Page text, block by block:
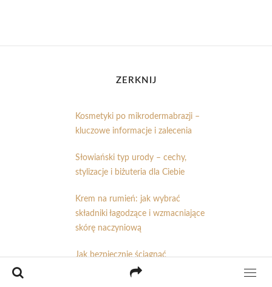
ZERKNIJ
Kosmetyki po mikrodermabrazji –
kluczowe informacje i zalecenia
Słowiański typ urody – cechy,
stylizacje i biżuteria dla Ciebie
Krem na rumień: jak wybrać
składniki łagodzące i wzmacniające
skórę naczyniową
Jak bezpiecznie ściągnąć
doczepiane rzęsy? Praktyczne